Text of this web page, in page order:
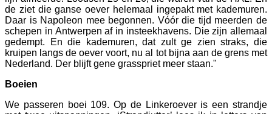
de ziet die ganse oever helemaal ingepakt met kademuren.
Daar is Napoleon mee begonnen. Vóór die tijd meerden de
schepen in Antwerpen af in insteekhavens. Die zijn allemaal
gedempt. En die kademuren, dat zult ge zien straks, die
kruipen langs de oever voort, nu al tot bijna aan de grens met
Nederland. Der blijft gene grasspriet meer staan."
Boeien
We passeren boei 109. Op de Linkeroever is een strandje